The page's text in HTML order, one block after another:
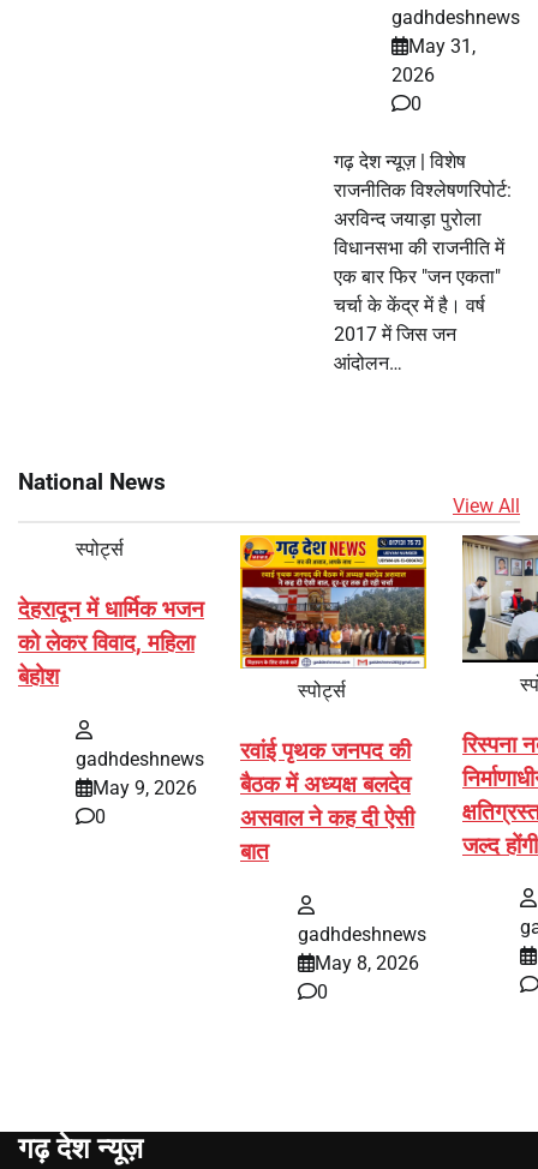
gadhdeshnews
May 31,
2026
0
गढ़ देश न्यूज़ | विशेष
राजनीतिक विश्लेषणरिपोर्ट:
अरविन्द जयाड़ा पुरोला
विधानसभा की राजनीति में
एक बार फिर "जन एकता"
चर्चा के केंद्र में है। वर्ष
2017 में जिस जन
आंदोलन…
National News
View All
स्पोर्ट्स
देहरादून में धार्मिक भजन
को लेकर विवाद, महिला
बेहोश
gadhdeshnews
May 9, 2026
0
स्पोर्ट्स
रवांई पृथक जनपद की
बैठक में अध्यक्ष बलदेव
असवाल ने कह दी ऐसी
बात
gadhdeshnews
May 8, 2026
0
रिस्पना
जल्द
गढ़ देश न्यूज़